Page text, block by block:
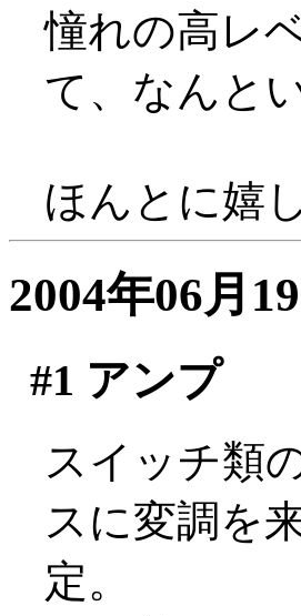
憧れの高レ
て、なんと
ほんとに嬉
2004年06月
#1 アンプ
スイッチ類
スに変調を
定。